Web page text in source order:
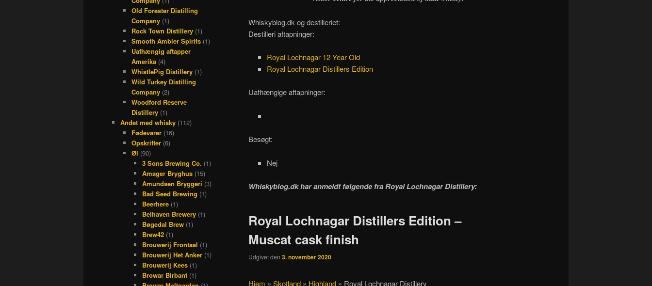
Whiskyblog.dk og destilleriet:
Destilleri aftapninger:
Royal Lochnagar 12 Year Old
Royal Lochnagar Distillers Edition
Uafhængige aftapninger:
Besøgt:
Nej
Whiskyblog.dk har anmeldt følgende fraRoyal Lochnagar Distillery:
Royal Lochnagar Distillers Edition –
Muscat cask finish
Udgivet den 3. november 2020
Hjem » Skotland » Highland » Royal Lochnagar Distillery
Old Forester Distilling
Company(1)
Rock Town Distillery(1)
Smooth Ambler Spirits(1)
Uafhængig aftapper
Amerika(4)
WhistlePig Distillery(1)
Wild Turkey Distilling
Company(2)
Woodford Reserve
Distillery(1)
Andet med whisky (112)
Fødevarer(16)
Opskrifter(6)
Øl (90)
3 Sons Brewing Co. (1)
Amager Bryghus (15)
Amundsen Bryggeri (3)
Bad Seed Brewing (1)
Beerhere (1)
Belhaven Brewery (1)
Bøgedal Brew (1)
Brew42 (1)
Brouwerij Frontaal (1)
Brouwerij Het Anker (1)
Brouwerij Kees (1)
Browar Birbant (1)